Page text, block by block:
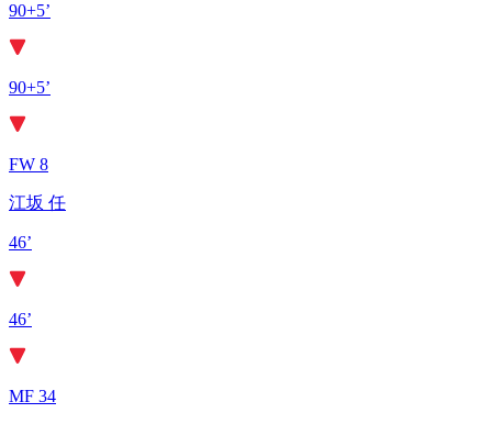
90+5’
90+5’
FW 8
江坂 任
46’
46’
MF 34